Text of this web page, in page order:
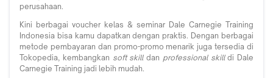
perusahaan.
Kini berbagai voucher kelas & seminar Dale Carnegie Training
Indonesia bisa kamu dapatkan dengan praktis. Dengan berbagai
metode pembayaran dan promo-promo menarik juga tersedia di
Tokopedia, kembangkan soft skilldan professional skilldi Dale
Carnegie Training jadi lebih mudah.